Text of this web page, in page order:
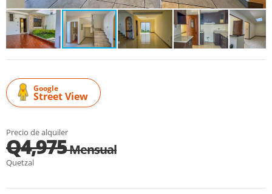
Google
Street View
Precio de alquiler
Q4,975Mensual
Quetzal